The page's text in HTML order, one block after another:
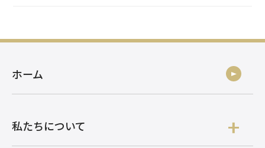
ホーム
私たちについて